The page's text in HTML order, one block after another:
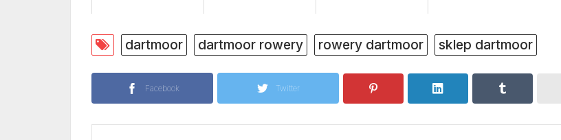
dartmoor dartmoor rowery rowery dartmoor sklep dartmoor
Facebook Twitter